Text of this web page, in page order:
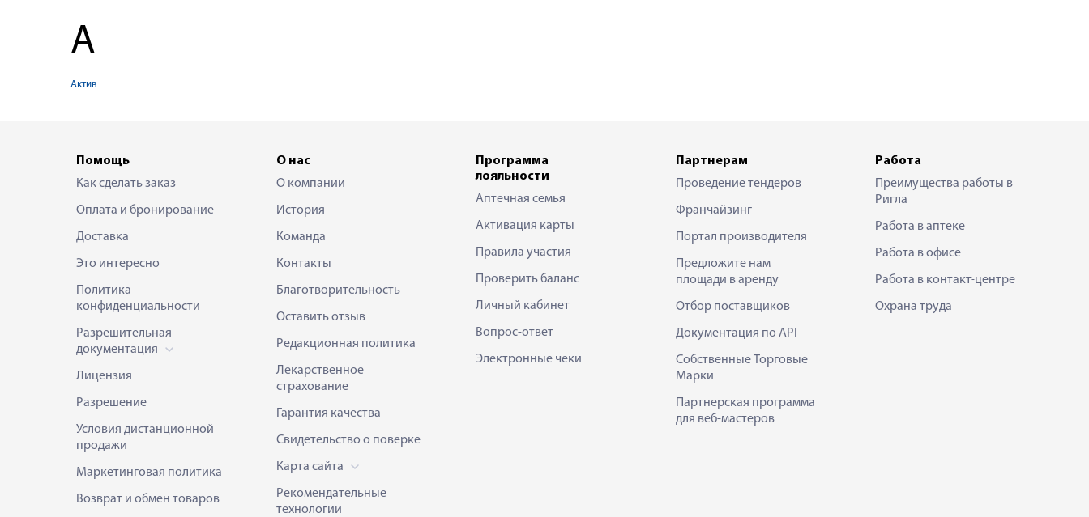
А
Актив
Помощь
Как сделать заказ
Оплата и бронирование
Доставка
Это интересно
Политика
конфиденциальности
Разрешительная
документация
Лицензия
Разрешение
Условия дистанционной
продажи
Маркетинговая политика
Возврат и обмен товаров
О нас
О компании
История
Команда
Контакты
Благотворительность
Оставить отзыв
Редакционная политика
Лекарственное
страхование
Гарантия качества
Свидетельство о поверке
Карта сайта
Рекомендательные
технологии
Программа
лояльности
Аптечная семья
Активация карты
Правила участия
Проверить баланс
Личный кабинет
Вопрос-ответ
Электронные чеки
Партнерам
Проведение тендеров
Франчайзинг
Портал производителя
Предложите нам
площади в аренду
Отбор поставщиков
Документация по API
Собственные Торговые
Марки
Партнерская программа
для веб-мастеров
Работа
Преимущества работы в
Ригла
Работа в аптеке
Работа в офисе
Работа в контакт-центре
Охрана труда